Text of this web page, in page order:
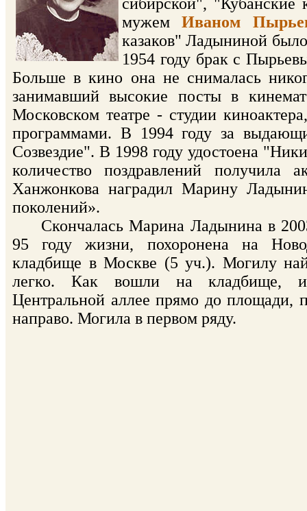
мужемИваном
казаков" Ладыниной
1954 году брак с
Больше в кино она не снималась
занимавший высокие посты в
Московском театре - студии
программами. В 1994 году за
Созвездие". В 1998 году удостоена
количество поздравлений
Ханжонкова наградил Марину
поколений».
Скончалась Марина Ладынина в
95 году жизни, похоронена на
кладбище в Москве (5 уч.). Могилу
легко. Как вошли на кладбище,
Центральной аллее прямо до площади,
направо. Могила в первом ряду.